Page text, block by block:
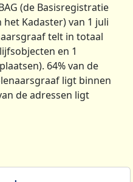
(de Basisregistratie
Kadaster) van 1 juli
telt in totaal
en 1
64% van de
ligt binnen
de adressen ligt